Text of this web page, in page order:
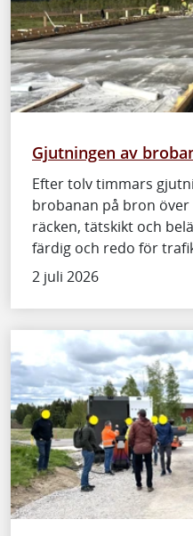
Gjutningen av
Efter tolv timmars
brobanan på bron
räcken, tätskikt och
färdig och redo för
2 juli 2026